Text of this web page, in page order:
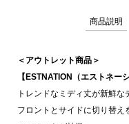
商品説明
＜アウトレット商品＞
【ESTNATION（エストネー
トレンドなミディ丈が新鮮な
フロントとサイドに切り替え